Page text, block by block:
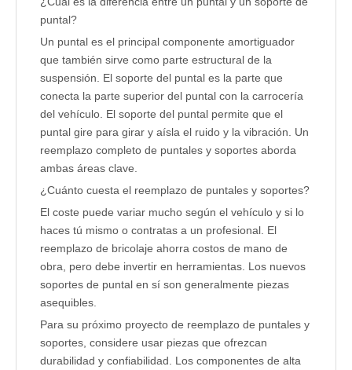
puntal?
Un puntal es el principal componente amortiguador
que también sirve como parte estructural de la
suspensión. El soporte del puntal es la parte que
conecta la parte superior del puntal con la carrocería
del vehículo. El soporte del puntal permite que el
puntal gire para girar y aísla el ruido y la vibración. Un
reemplazo completo de puntales y soportes aborda
ambas áreas clave.
¿Cuánto cuesta el reemplazo de puntales y soportes?
El coste puede variar mucho según el vehículo y si lo
haces tú mismo o contratas a un profesional. El
reemplazo de bricolaje ahorra costos de mano de
obra, pero debe invertir en herramientas. Los nuevos
soportes de puntal en sí son generalmente piezas
asequibles.
Para su próximo proyecto de reemplazo de puntales y
soportes, considere usar piezas que ofrezcan
durabilidad y confiabilidad. Los componentes de alta